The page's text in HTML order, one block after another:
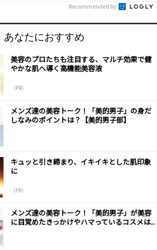
Recommended by
あなたにおすすめ
美容のプロたちも注目する、マルチ効果で健
やかな肌へ導く高機能美容液
（PR）
メンズ達の美容トーク！「美的男子」の身だ
しなみのポイントは？【美的男子部】
キュッと引き締まり、イキイキとした肌印象
に
（PR）
メンズ達の美容トーク！「美的男子」が美容
に目覚めたきっかけやハマっているコスメは...